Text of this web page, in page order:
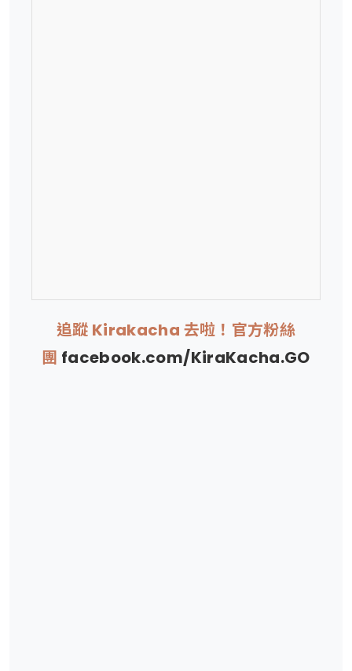
追蹤 Kirakacha 去啦！官方粉絲
團 facebook.com/KiraKacha.GO